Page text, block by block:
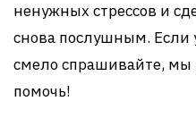
ненужных стрессов и
снова послушным. Если
смело спрашивайте, мы
помочь!